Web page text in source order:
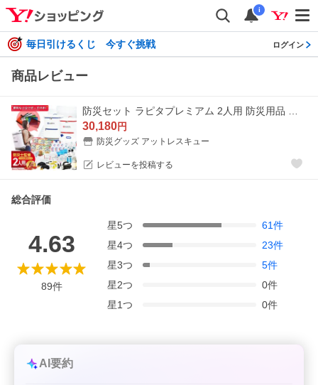
i
毎日引けるくじ 今すぐ挑戦 ログイン
商品レビュー
30,180円
防災グッズ アットレスキュー
レビューを投稿する
総合評価
4.63
89件
星5つ 61件
星4つ 23件
星3つ 5件
星2つ 0件
星1つ 0件
AI要約